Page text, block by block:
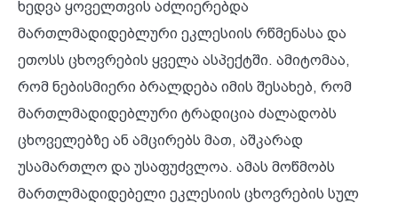
ხედვა ყოველთვის აძლიერებდა
მართლმადიდებლური ეკლესიის რწმენასა და
ეთოსს ცხოვრების ყველა ასპექტში. ამიტომაა,
რომ ნებისმიერი ბრალდება იმის შესახებ, რომ
მართლმადიდებლური ტრადიცია ძალადობს
ცხოველებზე ან ამცირებს მათ, აშკარად
უსამართლო და უსაფუძვლოა. ამას მოწმობს
მართლმადიდებელი ეკლესიის ცხოვრების სულ